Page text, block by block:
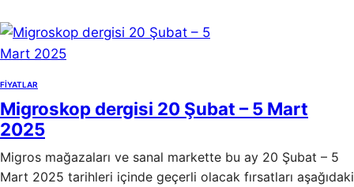
FIYATLAR
Migroskop dergisi 20 Şubat – 5 Mart
2025
Migros mağazaları ve sanal markette bu ay 20 Şubat – 5
Mart 2025 tarihleri içinde geçerli olacak fırsatları aşağıdaki